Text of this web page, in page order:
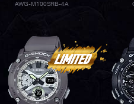
AWG-M100SRB-4A